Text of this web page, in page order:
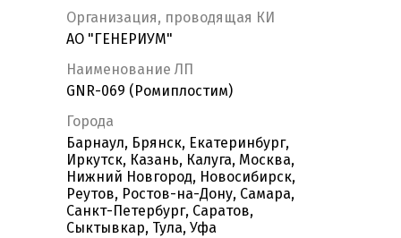
Организация, проводящая КИ
АО "ГЕНЕРИУМ"
Наименование ЛП
GNR-069 (Ромиплостим)
Города
Барнаул, Брянск, Екатеринбург,
Иркутск, Казань, Калуга, Москва,
Нижний Новгород, Новосибирск,
Реутов, Ростов-на-Дону, Самара,
Санкт-Петербург, Саратов,
Сыктывкар, Тула, Уфа